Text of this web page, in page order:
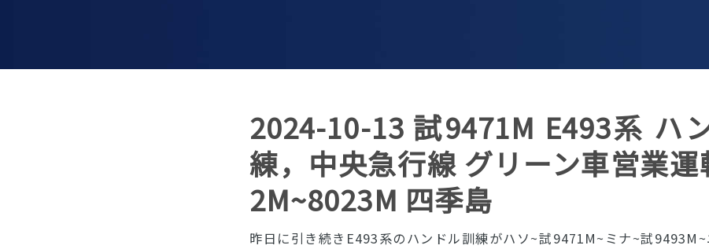
2024-10-13 試9471M E493系 ハ
練，中央急行線 グリーン車営業
2M~8023M 四季島
昨日に引き続きE493系のハンドル訓練がハソ~試9471M~ミナ~試